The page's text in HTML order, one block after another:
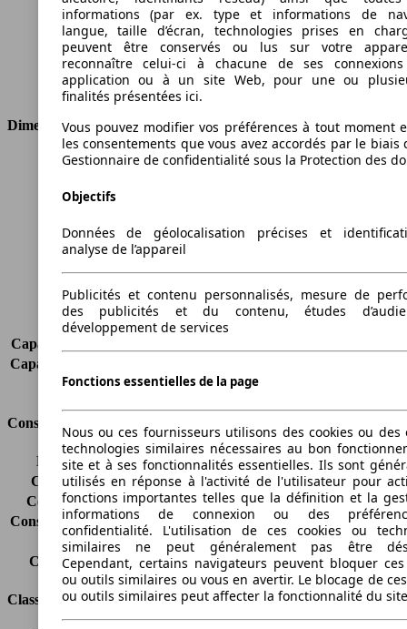
Cylindrée
998 ccm
Carburant
Essence
Cylindres
3
Transmission
Boîte manuelle
Type de traction
Traction avant
Dimensions
Longueur
4068 mm
Largeur
Empattement
Poids maximum
1685 kg
Sièges
5
Charge sur toit
Capacité de remorquage (sans freins)
Capacité de remorquage (avec freins)
Volume du coffre
-
Consommation
Émissions de CO2*
105 g/km (komb.)
Consommation (ville)
5.9 l/100km
Consommation (route)
4.4 l/100km
Consommation (combinée)*
5.0 l/100km
Classe d'émissions
Euro 6d-TEMP
Capacité du réservoir
42 l
Classes d'assurance
informations (par ex. type et informations de
langue, taille d’écran, technologies prises en
peuvent être conservés ou lus sur votre
reconnaître celui-ci à chacune de ses
application ou à un site Web, pour une ou
finalités présentées ici.
Vous pouvez modifier vos préférences à tout moment
les consentements que vous avez accordés par le biais
Gestionnaire de confidentialité sous la Protection des
Objectifs
Données de géolocalisation précises et
analyse de l’appareil
Publicités et contenu personnalisés, mesure de
des publicités et du contenu, études
développement de services
Fonctions essentielles de la page
Nous ou ces fournisseurs utilisons des cookies ou des
technologies similaires nécessaires au bon
site et à ses fonctionnalités essentielles. Ils sont
utilisés en réponse à l'activité de l'utilisateur pour
fonctions importantes telles que la définition et la
informations de connexion ou des
confidentialité. L'utilisation de ces cookies ou
similaires ne peut généralement pas être
Cependant, certains navigateurs peuvent bloquer ces
ou outils similaires ou vous en avertir. Le blocage de
ou outils similaires peut affecter la fonctionnalité du